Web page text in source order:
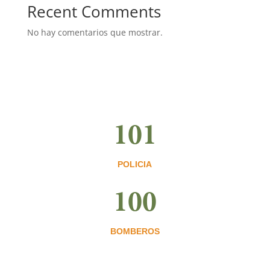
Recent Comments
No hay comentarios que mostrar.
101
POLICIA
100
BOMBEROS